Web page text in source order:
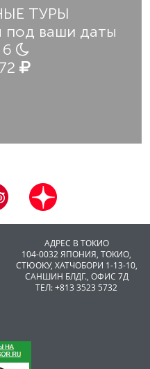
ТУРЫ
под ваши даты
АДРЕС В ТОКИО
104-0032 ЯПОНИЯ, ТОКИО,
CТЮОКУ, ХАТЧОБОРИ 1-13-10,
САНШИН БЛДГ., ОФИС 7Д
ТЕЛ: +813 3523 5732